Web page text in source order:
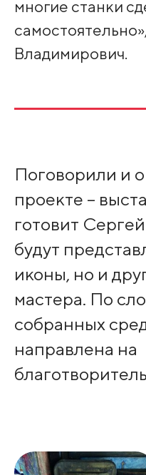
многие станки
Владимирович.
Поговорили и
проекте –
готовит
будут
иконы, но и
мастера. По
собранных
направлена на